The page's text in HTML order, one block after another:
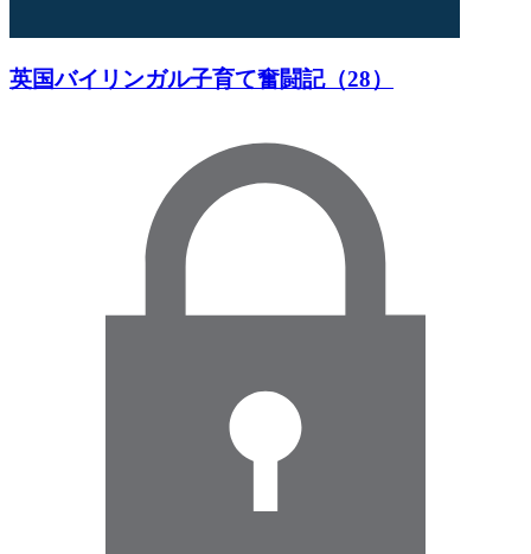
英国バイリンガル子育て奮闘記（28）